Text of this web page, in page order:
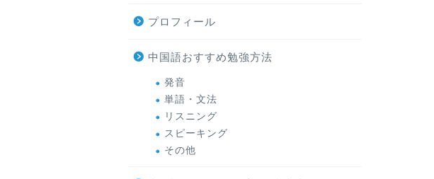
プロフィール
中国語おすすめ勉強方法
発音
単語・文法
リスニング
スピーキング
その他